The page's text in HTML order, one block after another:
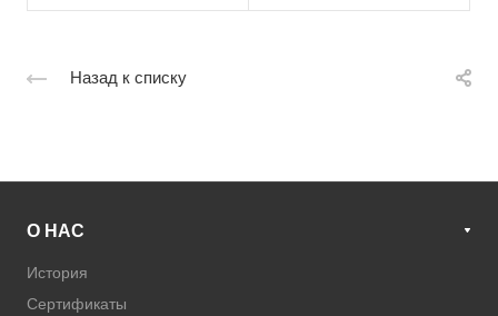
Назад к списку
О НАС
История
Сертификаты